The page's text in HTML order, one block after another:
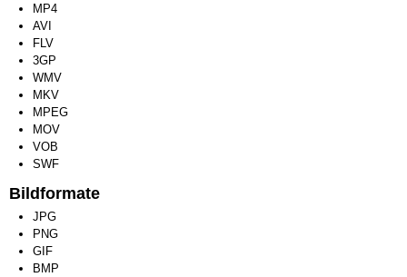
MP4
AVI
FLV
3GP
WMV
MKV
MPEG
MOV
VOB
SWF
Bildformate
JPG
PNG
GIF
BMP